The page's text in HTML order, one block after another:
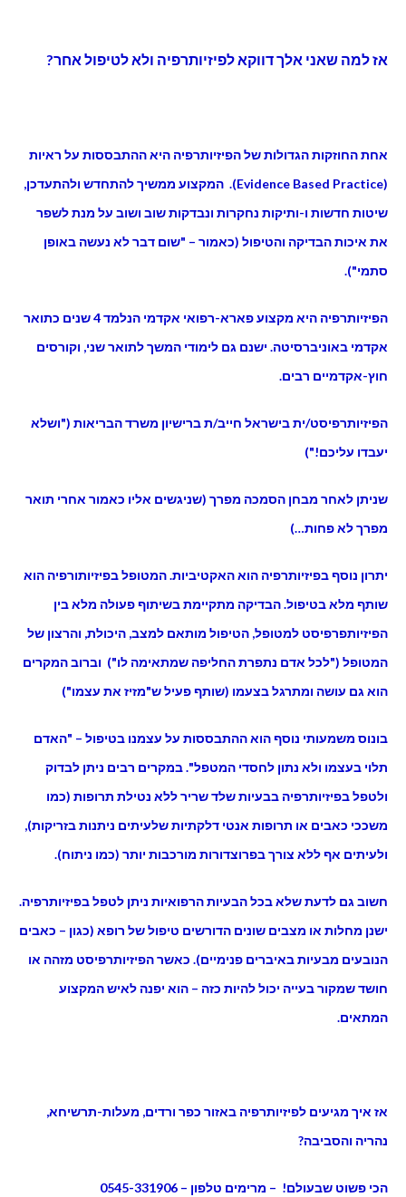
אז למה שאני אלך דווקא לפיזיותרפיה ולא לטיפול אחר?
אחת החוזקות הגדולות של הפיזיותרפיה היא ההתבססות על ראיות
(
Evidence Based Practice). המקצוע ממשיך להתחדש ולהתעדכן,
שיטות חדשות ו-ותיקות נחקרות ונבדקות שוב ושוב על מנת לשפר
את איכות הבדיקה והטיפול (כאמור – "שום דבר לא נעשה באופן
סתמי").
הפיזיותרפיה היא מקצוע פארא-רפואי אקדמי הנלמד 4 שנים כתואר
אקדמי באוניברסיטה. ישנם גם לימודי המשך לתואר שני, וקורסים
חוץ-אקדמיים רבים.
הפיזיותרפיסט/ית בישראל חייב/ת ברישיון משרד הבריאות ("ושלא
יעבדו עליכם!")
שניתן לאחר מבחן הסמכה מפרך (שניגשים אליו כאמור אחרי תואר
מפרך לא פחות…)
יתרון נוסף בפיזיותרפיה הוא האקטיביות. המטופל בפיזיותורפיה הוא
שותף מלא בטיפול. הבדיקה מתקיימת בשיתוף פעולה מלא בין
הפיזיותפרפיסט למטופל, הטיפול מותאם למצב, היכולת, והרצון של
המטופל ("לכל אדם נתפרת החליפה שמתאימה לו") וברוב המקרים
הוא גם עושה ומתרגל בצעמו (שותף פעיל ש"מזיז את עצמו")
בונוס משמעותי נוסף הוא ההתבססות על עצמנו בטיפול – "האדם
תלוי בעצמו ולא נתון לחסדי המטפל". במקרים רבים ניתן לבדוק
ולטפל בפיזיותרפיה בבעיות שלד שריר ללא נטילת תרופות (כמו
משככי כאבים או תרופות אנטי דלקתיות שלעיתים ניתנות בזריקות),
ולעיתים אף ללא צורך בפרוצדורות מורכבות יותר (כמו ניתוח).
חשוב גם לדעת שלא בכל הבעיות הרפואיות ניתן לטפל בפיזיותרפיה.
ישנן מחלות או מצבים שונים הדורשים טיפול של רופא (כגון – כאבים
הנובעים מבעיות באיברים פנימיים). כאשר הפיזיותרפיסט מזהה או
חושד שמקור בעייה יכול להיות כזה – הוא יפנה לאיש המקצוע
המתאים.
אז איך מגיעים לפיזיותרפיה באזור כפר ורדים, מעלות-תרשיחא,
נהריה והסביבה?
הכי פשוט שבעולם! – מרימים טלפון – 0545-331906